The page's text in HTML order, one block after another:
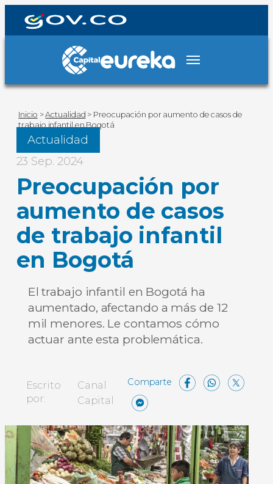
Inicio >Actualidad > Preocupación por aumento de casos de
trabajo infantil en Bogotá
Actualidad
23 Sep. 2024
Preocupación por
aumento de casos
de trabajo infantil
en Bogotá
El trabajo infantil en Bogotá ha
aumentado, afectando a más de 12
mil menores. Le contamos cómo
actuar ante esta problemática.
Escrito
por:
Canal
Capital